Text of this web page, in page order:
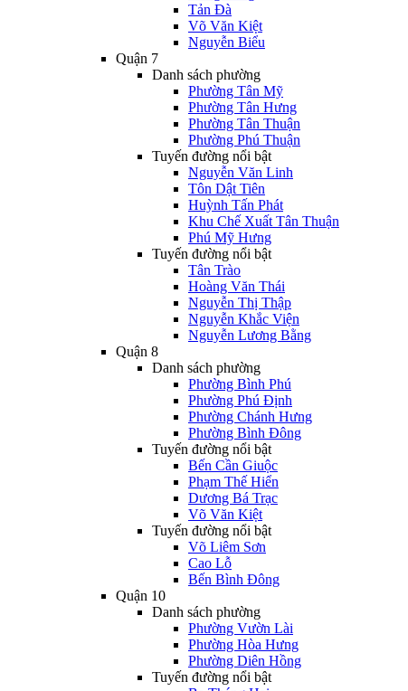
Tản Đà
Võ Văn Kiệt
Nguyễn Biểu
Quận 7
Danh sách phường
Phường Tân Mỹ
Phường Tân Hưng
Phường Tân Thuận
Phường Phú Thuận
Tuyến đường nổi bật
Nguyễn Văn Linh
Tôn Dật Tiên
Huỳnh Tấn Phát
Khu Chế Xuất Tân Thuận
Phú Mỹ Hưng
Tuyến đường nổi bật
Tân Trào
Hoàng Văn Thái
Nguyễn Thị Thập
Nguyễn Khắc Viện
Nguyễn Lương Bằng
Quận 8
Danh sách phường
Phường Bình Phú
Phường Phú Định
Phường Chánh Hưng
Phường Bình Đông
Tuyến đường nổi bật
Bến Cần Giuộc
Phạm Thế Hiển
Dương Bá Trạc
Võ Văn Kiệt
Tuyến đường nổi bật
Võ Liêm Sơn
Cao Lỗ
Bến Bình Đông
Quận 10
Danh sách phường
Phường Vườn Lài
Phường Hòa Hưng
Phường Diên Hồng
Tuyến đường nổi bật